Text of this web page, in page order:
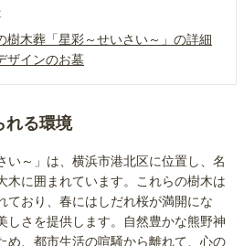
樹木葬「星彩～せいさい～」の詳細
ザインのお墓
れる環境
い～」は、横浜市港北区に位置し、名
木に囲まれています。これらの樹木は
ており、春にはしだれ桜が満開にな
しさを提供します。自然豊かな熊野神
め、都市生活の喧騒から離れて、心の